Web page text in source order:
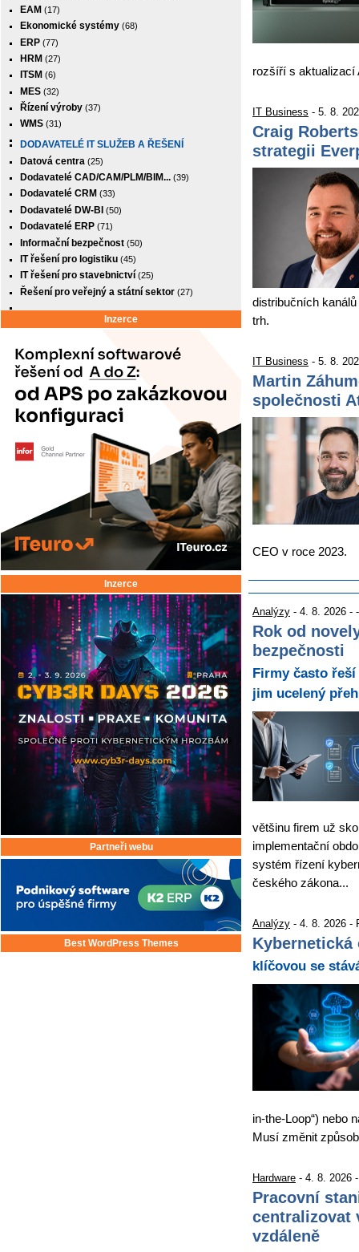
EAM (17)
Ekonomické systémy (68)
ERP (77)
HRM (27)
ITSM (6)
MES (32)
Řízení výroby (37)
WMS (31)
DODAVATELÉ IT SLUŽEB A ŘEŠENÍ
Datová centra (25)
Dodavatelé CAD/CAM/PLM/BIM... (39)
Dodavatelé CRM (33)
Dodavatelé DW-BI (50)
Dodavatelé ERP (71)
Informační bezpečnost (50)
IT řešení pro logistiku (45)
IT řešení pro stavebnictví (25)
Řešení pro veřejný a státní sektor (27)
Inzerce
Inzerce
Partneři webu
Best WordPress Themes
rozšíří s
IT Business - 5. 8.
Craig
strategii
distribučních
trh.
IT Business - 5. 8.
Martin
společnosti
CEO v roce 2023.
Analýzy - 4. 8. 2026 -
Rok od
bezpečnosti
Firmy často
jim ucelený
většinu firem už
implementační
systém řízení
českého zákona...
Analýzy - 4. 8. 2026 -
klíčovou se
in-the-Loop“) nebo
Musí změnit
Hardware - 4. 8. 2026
Pracovní
centralizovat
vzdáleně